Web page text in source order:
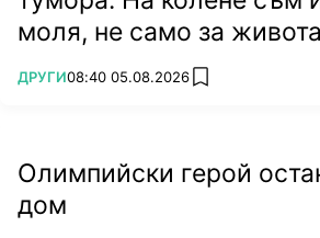
моля, не само за
ПОВЕЧЕ ОТ
ДРУГИ08:40 05.08.2026 add favorites
Олимпийски герой
дом